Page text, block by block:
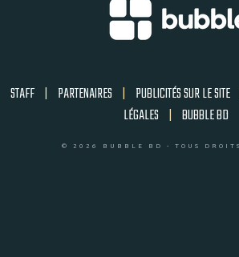
STAFF | PARTENAIRES | PUBLICITÉS SUR LE SITE
LÉGALES | BUBBLE BD
© 2026 BUBBLE BD - TOUS DROITS